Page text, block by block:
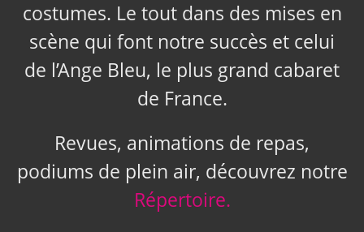
costumes. Le tout dans des mises en
scène qui font notre succès et celui
de l’Ange Bleu, le plus grand cabaret
de France.
Revues, animations de repas,
podiums de plein air, découvrez notre
Répertoire.